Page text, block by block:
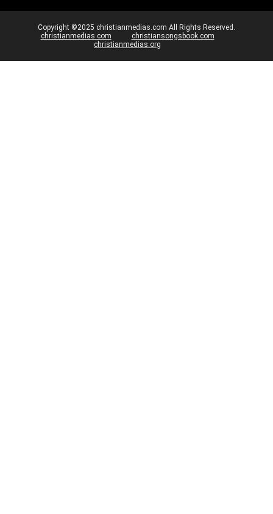
Copyright ©2025 christianmedias.com All Rights Reserved.
christianmedias.com
christiansongsbook.com
christianmedias.org